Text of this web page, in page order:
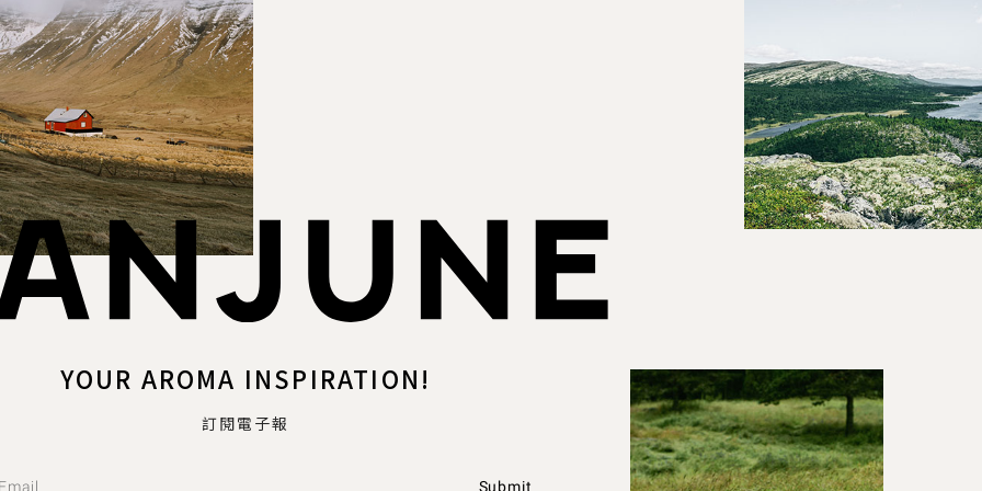
YOUR AROMA INSPIRATION!
訂閱電子報